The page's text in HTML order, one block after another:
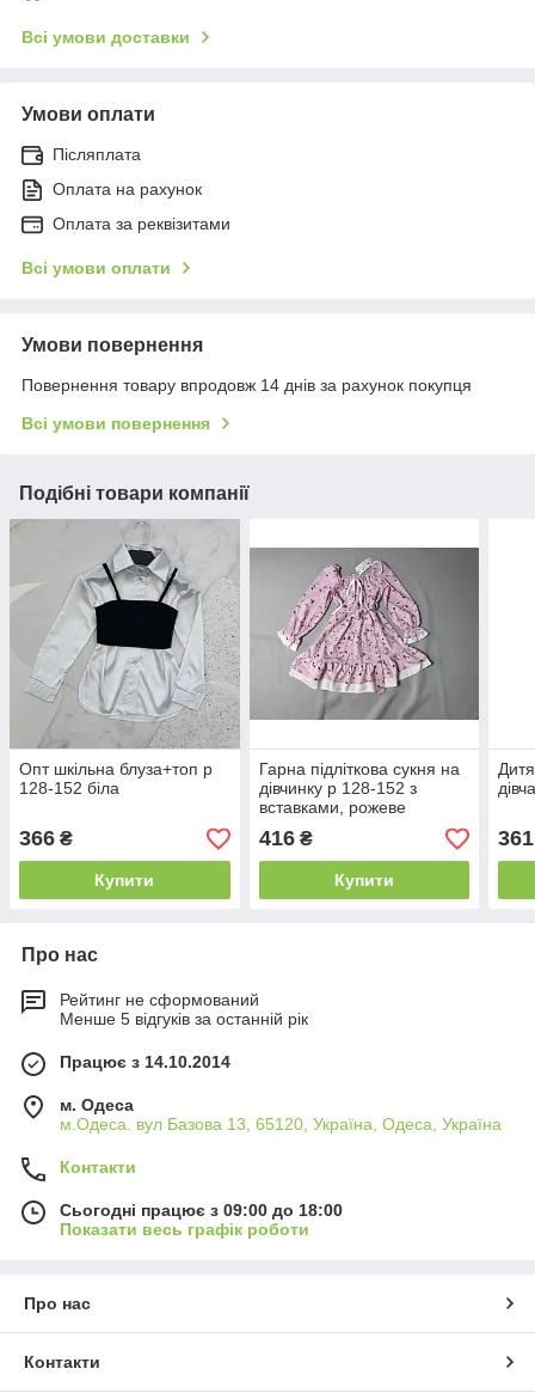
Всі умови доставки
Умови оплати
Післяплата
Оплата на рахунок
Оплата за реквізитами
Всі умови оплати
Умови повернення
Повернення товару впродовж 14 днів за рахунок покупця
Всі умови повернення
Подібні товари компанії
Опт шкільна блуза+топ р
128-152 біла
366 ₴
Купити
Гарна підліткова сукня на
дівчинку р 128-152 з
вставками, рожеве
416₴
Купити
361
Про нас
Рейтинг не сформований
Менше 5 відгуків за останній рік
Працює з 14.10.2014
м. Одеса
м.Одеса. вул Базова 13, 65120, Україна, Одеса, Україна
Контакти
Сьогодні працює з 09:00 до 18:00
Показати весь графік роботи
Про нас
Контакти